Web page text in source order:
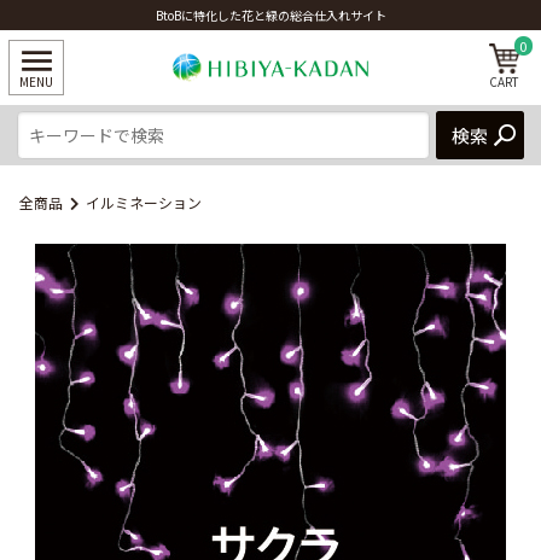
0
BtoBに特化した花と緑の総合仕入れサイト
全商品 イルミネーション